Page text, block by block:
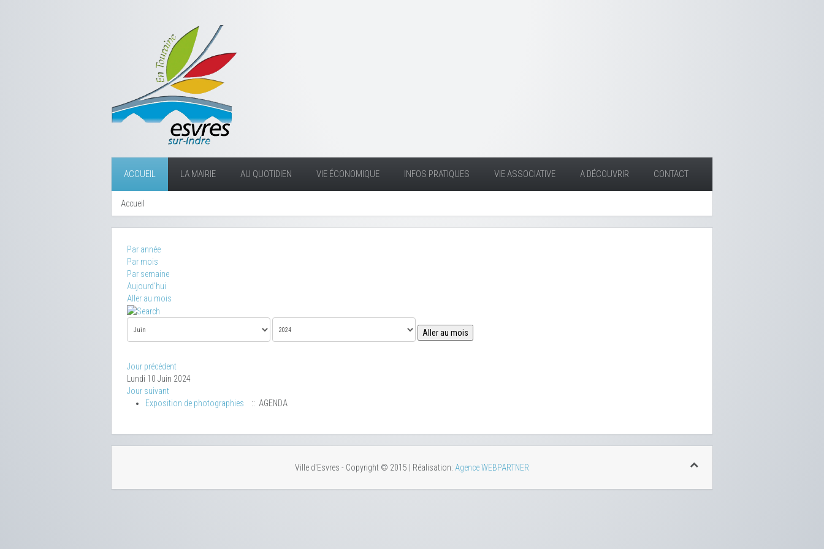
ACCUEIL LA MAIRIE AU QUOTIDIEN VIE ÉCONOMIQUE INFOS PRATIQUES VIE ASSOCIATIVE A DÉCOUVRIR CONTACT
Accueil
Par année
Par mois
Par semaine
Aujourd'hui
Aller au mois
Aller au mois
Jour précédent
Lundi 10 Juin 2024
Jour suivant
Exposition de photographies
:: AGENDA
Ville d'Esvres - Copyright © 2015 | Réalisation: Agence WEBPARTNER